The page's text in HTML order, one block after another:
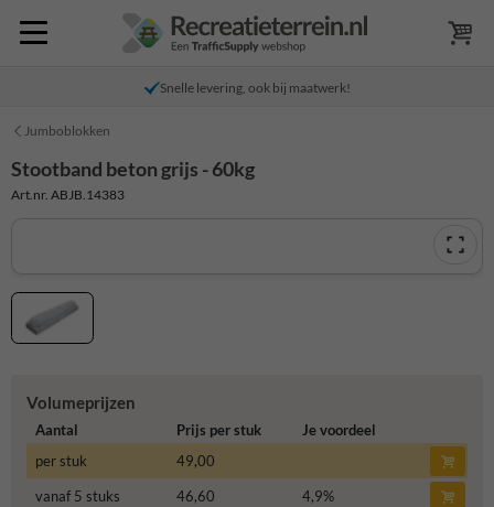
Snelle levering, ook bij maatwerk!
Jumboblokken
Stootband beton grijs - 60kg
Art.nr. ABJB.14383
Volumeprijzen
Aantal Prijs per stuk
Je voordeel
per stuk
49,00
vanaf 5 stuks
46,60 4,9%